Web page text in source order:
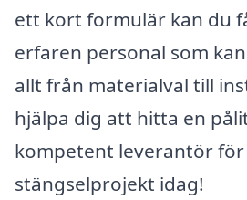
ett kort formulär kan du
erfaren personal som
allt från materialval till
hjälpa dig att hitta en
kompetent leverantör
stängselprojekt idag!